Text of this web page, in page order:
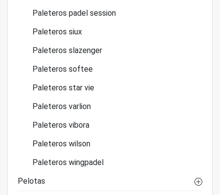
Paleteros padel session
Paleteros siux
Paleteros slazenger
Paleteros softee
Paleteros star vie
Paleteros varlion
Paleteros vibora
Paleteros wilson
Paleteros wingpadel
Pelotas